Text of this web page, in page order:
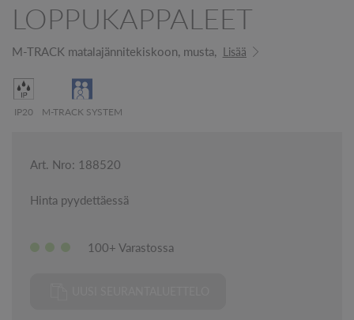
LOPPUKAPPALEET
M-TRACK matalajännitekiskoon, musta, Lisää
IP20 M-TRACK SYSTEM
Art. Nro: 188520
Hinta pyydettäessä
100+ Varastossa